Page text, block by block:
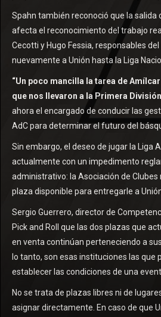
Spahn también reconoció que la salida
afecta el reconocimiento del trabajo
Cecotti y Hugo Fessia, responsables
nuevamente a Unión hasta la Liga
“Un poco mancilla la tarea de
que nos llevaron a la Primera
ahora el encargado de conducir las
AdC para determinar el futuro del
Sin embargo, el deseo de jugar la Liga
actualmente con un impedimento
administrativo: la Asociación de Clubes
plaza disponible para entregarle a
Sergio Guerrero, director de
Pick and Roll que las dos plazas que
en venta continúan perteneciendo a
lo tanto, son esas instituciones las que
establecer las condiciones de una
No se trata de plazas libres ni de
asignar directamente. En caso de que